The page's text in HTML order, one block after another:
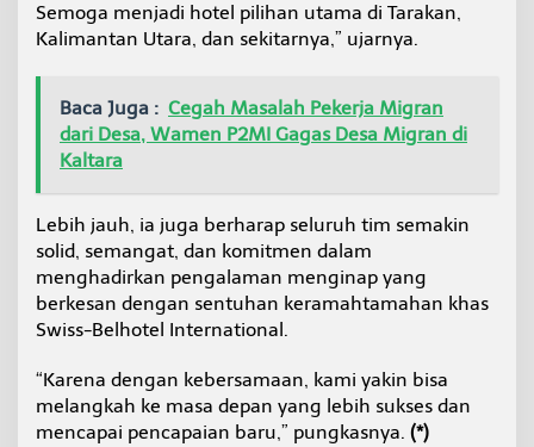
Semoga menjadi hotel pilihan utama di Tarakan,
Kalimantan Utara, dan sekitarnya,” ujarnya.
Baca Juga : Cegah Masalah Pekerja Migran
dari Desa, Wamen P2MI Gagas Desa Migran di
Kaltara
Lebih jauh, ia juga berharap seluruh tim semakin
solid, semangat, dan komitmen dalam
menghadirkan pengalaman menginap yang
berkesan dengan sentuhan keramahtamahan khas
Swiss-Belhotel International.
“Karena dengan kebersamaan, kami yakin bisa
melangkah ke masa depan yang lebih sukses dan
mencapai pencapaian baru,” pungkasnya. (*)